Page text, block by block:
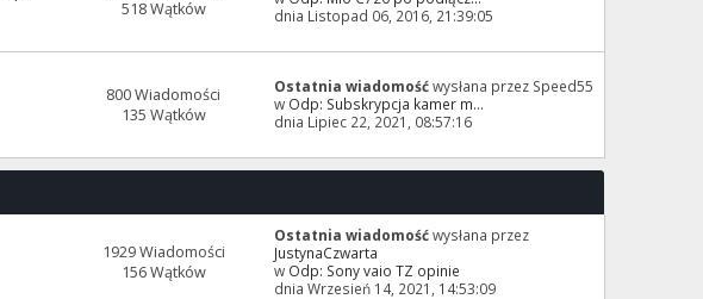
518 Wątków
dnia Listopad 06, 2016, 21:39:05
800 Wiadomości
135 Wątków
Ostatnia wiadomośćwysłana przez Speed55
w Odp: Subskrypcja kamer m...
dnia Lipiec 22, 2021, 08:57:16
1929 Wiadomości
156 Wątków
Ostatnia wiadomośćwysłana przez
JustynaCzwarta
w Odp: Sony vaio TZ opinie
dnia Wrzesień 14, 2021, 14:53:09